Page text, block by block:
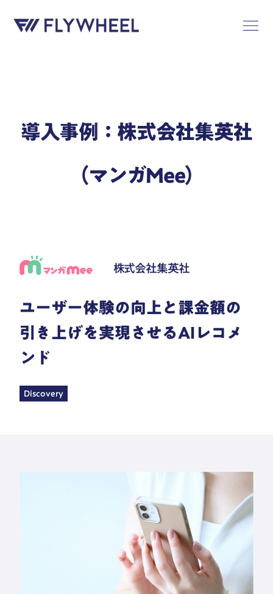
導入事例：株式会社集英社
（マンガMee）
株式会社集英社
ユーザー体験の向上と課金額の
引き上げを実現させるAIレコメ
ンド
Discovery